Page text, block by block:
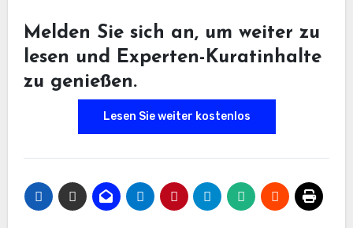
Melden Sie sich an, um weiter zu
lesen und Experten-Kuratinhalte
zu genießen.
Lesen Sie weiter kostenlos